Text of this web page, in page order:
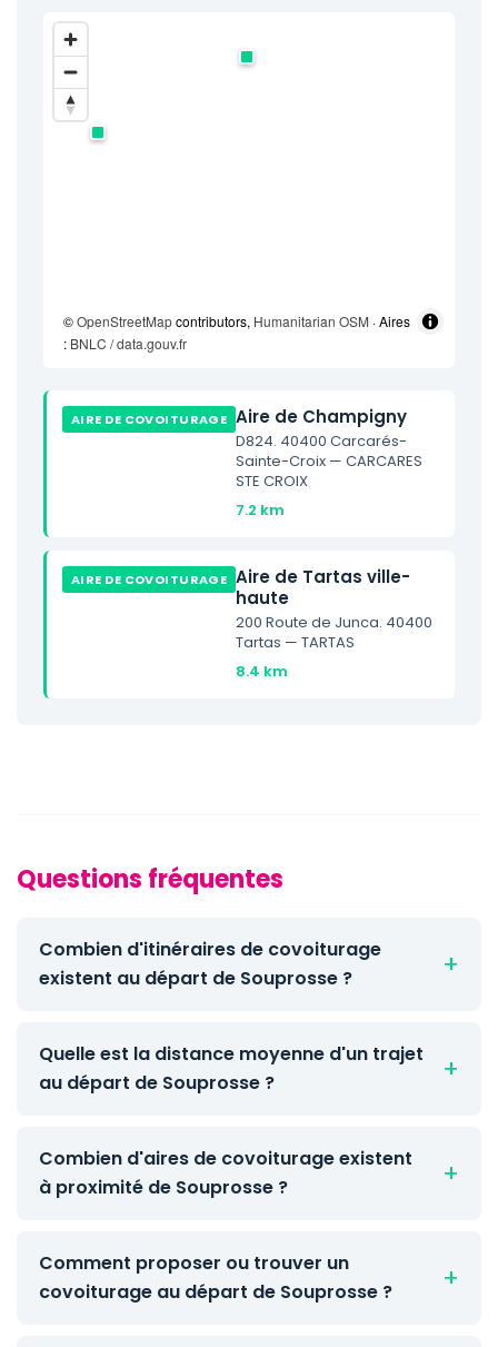
©OpenStreetMapcontributors, Humanitarian OSM · Aires
: BNLC / data.gouv.fr
AIRE DE COVOITURAGE Aire de Champigny
D824. 40400 Carcarés-
Sainte-Croix — CARCARES
STE CROIX
7.2 km
AIRE DE COVOITURAGE Aire de Tartas ville-
haute
200 Route de Junca. 40400
Tartas — TARTAS
8.4 km
Questions fréquentes
Combien d'itinéraires de covoiturage
existent au départ de Souprosse ?
Quelle est la distance moyenne d'un trajet
au départ de Souprosse ?
Combien d'aires de covoiturage existent
à proximité de Souprosse ?
Comment proposer ou trouver un
covoiturage au départ de Souprosse ?